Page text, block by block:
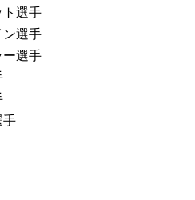
ト選手
ン選手
ー選手
手